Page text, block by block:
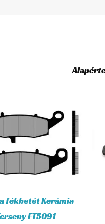
fékbetét Kerámia
FT5091